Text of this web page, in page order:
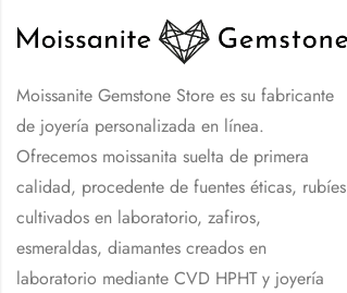
Moissanite Gemstone Store es su fabricante
de joyería personalizada en línea.
Ofrecemos moissanita suelta de primera
calidad, procedente de fuentes éticas, rubíes
cultivados en laboratorio, zafiros,
esmeraldas, diamantes creados en
laboratorio mediante CVD HPHT y joyería